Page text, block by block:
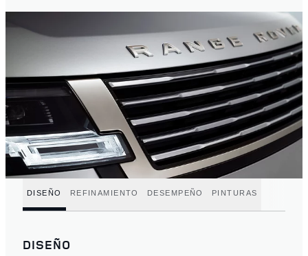
DISEÑO REFINAMIENTO DESEMPEÑO PINTURAS
DISEÑO